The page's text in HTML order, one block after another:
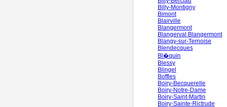
Billy-Montigny
Bimont
Blairville
Blangermont
Blangerval Blangermont
Blangy-sur-Ternoise
Blendecques
Bl�quin
Blessy
Blingel
Boffles
Boiry-Becquerelle
Boiry-Notre-Dame
Boiry-Saint-Martin
Boiry-Sainte-Rictrude